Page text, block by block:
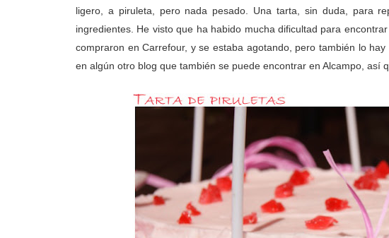
ligero, a piruleta, pero nada pesado. Una tarta, sin duda, para
ingredientes. He visto que ha habido mucha dificultad para
compraron en Carrefour, y se estaba agotando, pero también lo
en algún otro blog que también se puede encontrar en Alcampo, así